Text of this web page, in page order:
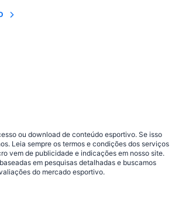
ou download de conteúdo esportivo. Se isso
Leia sempre os termos e condições dos serviços
vem de publicidade e indicações em nosso site.
em pesquisas detalhadas e buscamos
do mercado esportivo.